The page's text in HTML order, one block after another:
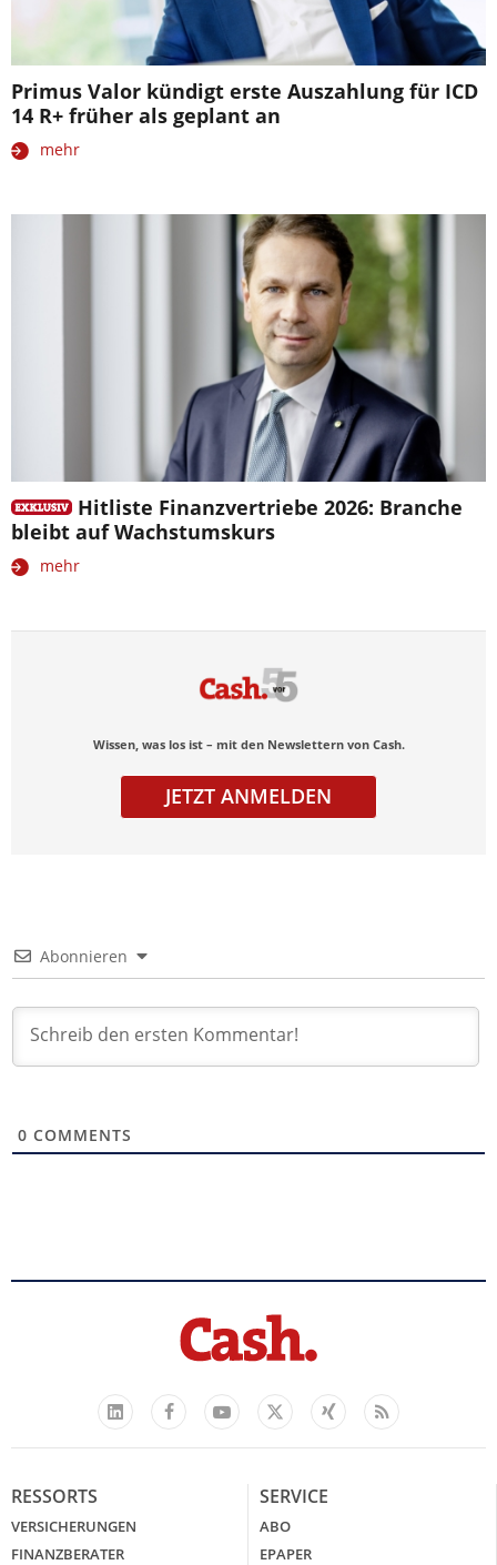
Primus Valor kündigt erste Auszahlung für ICD
14 R+ früher als geplant an
mehr
Hitliste Finanzvertriebe 2026: Branche
bleibt auf Wachstumskurs
mehr
Wissen, was los ist – mit den Newslettern von Cash.
JETZT ANMELDEN
Abonnieren
0 COMMENTS
LinkedIn
FacebookYouTube
X
Xing Feed
RESSORTS
VERSICHERUNGEN
FINANZBERATER
SERVICE
ABO
EPAPER